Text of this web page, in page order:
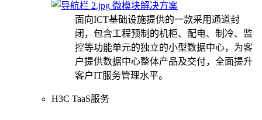
微模块解决方案
面向ICT基础设施提供的一款采用通道封
闭，包含工程预制的机柜、配电、制冷、监
控等功能单元的独立的小型数据中心，为客
户提供数据中心整体产品及交付，全面提升
客户IT服务管理水平。
H3C TaaS服务